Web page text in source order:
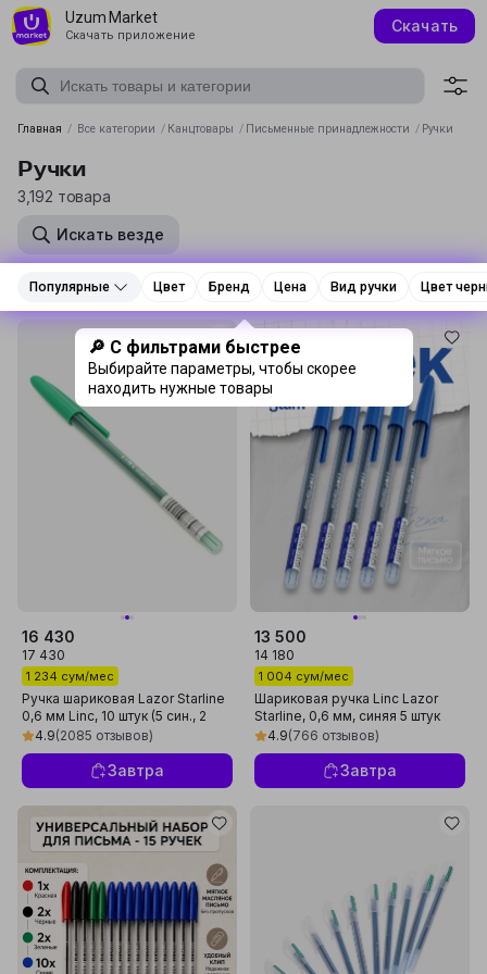
Uzum Market
Скачать приложение
Скачать
Главная / Все категории / Канцтовары / Письменные принадлежности / Ручки
Ручки
3,192 товара
Искать везде
Популярные Цвет Бренд Цена Вид ручки Цвет
16 430
17 430
1 234 сум/мес
Ручка шариковая Lazor Starline
0,6 мм Linc, 10 штук (5 син., 2
чёрн., 2 зел., 1 крас.)
4.9(2085 отзывов)
Завтра
13 500
14 180
1 004 сум/мес
Шариковая ручка Linc Lazor
Starline, 0,6 мм, синяя 5 штук
4.9(766 отзывов)
Завтра
🔎 С фильтрами быстрее
Выбирайте параметры, чтобы скорее
находить нужные товары
Популярные Цвет Бренд Цена Вид ручки Цвет